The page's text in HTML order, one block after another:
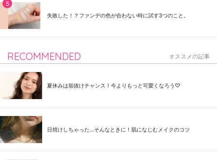
失敗した！？ファンデの色が合わない時に試す3つのこと。
RECOMMENDED オススメの記事
夏休みは垢抜けチャンス！今よりもっと可愛くなろう♡
日焼けしちゃった...そんなときに！肌になじむメイクのコツ